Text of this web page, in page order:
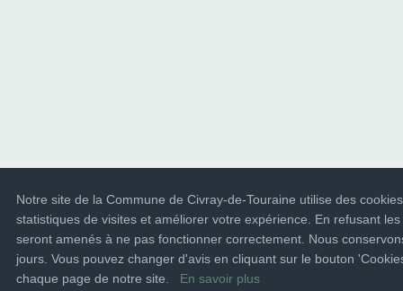
Notre site de la Commune de Civray-de-Touraine utilise des
statistiques de visites et améliorer votre expérience. En refusant
seront amenés à ne pas fonctionner correctement. Nous
jours. Vous pouvez changer d'avis en cliquant sur le bouton
chaque page de notre site. En savoir plus